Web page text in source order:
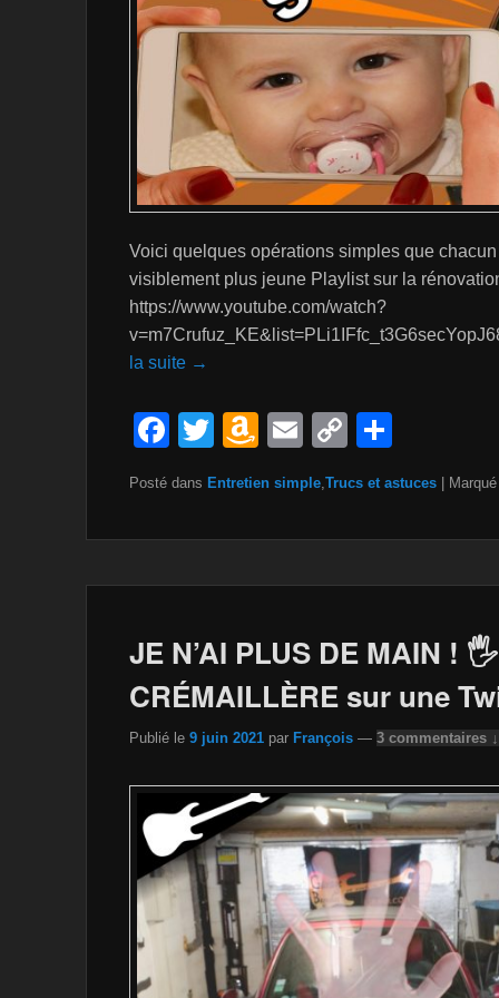
Voici quelques opérations simples que
visiblement plus jeune Playlist sur la
https://www.youtube.com/watch?
la suite →
F
c
e
o
k
T
tt
er
A
a
z
W
is
h
Li
st
E
ail
C
p
y
k
ta
g
Posté dans Entretien simple Trucs et astuces Marqué
JE N’AI PLUS DE MAIN !
CRÉMAILLÈRE sur une
Publié le 9 juin 2021 par François — 3 commentaires ↓